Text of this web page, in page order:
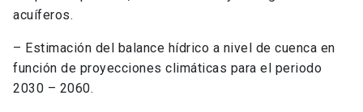
acuíferos.
– Estimación del balance hídrico a nivel de cuenca en
función de proyecciones climáticas para el periodo
2030 – 2060.